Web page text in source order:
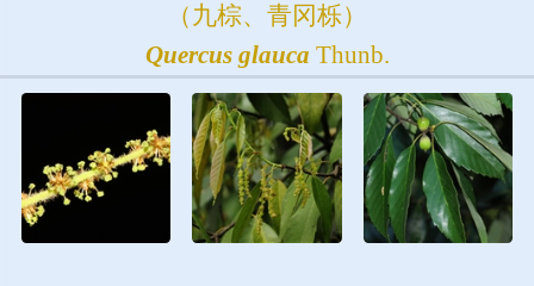
（九棕、青冈栎）
Quercus glauca Thunb.